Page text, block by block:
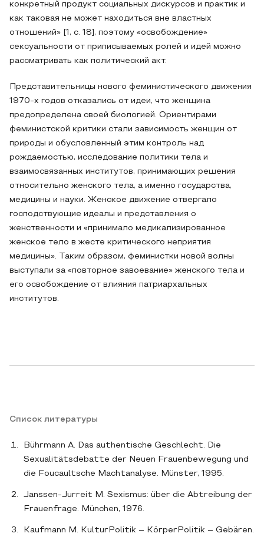
конкретный продукт социальных дискурсов и практик и
как таковая не может находиться вне властных
отношений» [1, c. 18], поэтому «освобождение»
сексуальности от приписываемых ролей и идей можно
рассматривать как политический акт.
Представительницы нового феминистического движения
1970-х годов отказались от идеи, что женщина
предопределена своей биологией. Ориентирами
феминистской критики стали зависимость женщин от
природы и обусловленный этим контроль над
рождаемостью, исследование политики тела и
взаимосвязанных институтов, принимающих решения
относительно женского тела, а именно государства,
медицины и науки. Женское движение отвергало
господствующие идеалы и представления о
женственности и «принимало медикализированное
женское тело в жесте критического неприятия
медицины». Таким образом, феминистки новой волны
выступали за «повторное завоевание» женского тела и
его освобождение от влияния патриархальных
институтов.
Список литературы
Bührmann A. Das authentische Geschlecht. Die
Sexualitätsdebatte der Neuen Frauenbewegung und
die Foucaultsche Machtanalyse. Münster, 1995.
Janssen-Jurreit M. Sexismus: über die Abtreibung der
Frauenfrage. München, 1976.
Kaufmann M. KulturPolitik – KörperPolitik – Gebären.